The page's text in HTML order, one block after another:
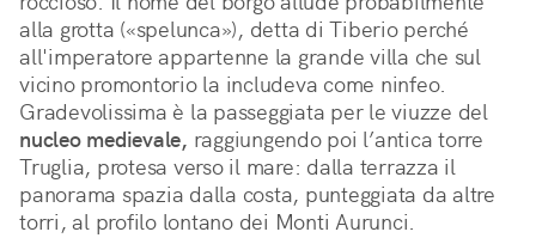
alla grotta («spelunca»), detta di Tiberio perché
all'imperatore appartenne la grande villa che sul
vicino promontorio la includeva come ninfeo.
Gradevolissima è la passeggiata per le viuzze del
nucleo medievale, raggiungendo poi l’antica torre
Truglia, protesa verso il mare: dalla terrazza il
panorama spazia dalla costa, punteggiata da altre
torri, al profilo lontano dei Monti Aurunci.